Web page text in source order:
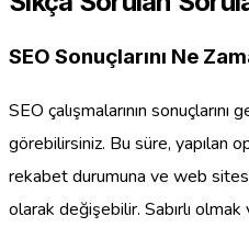
SEO Sonuçlarını Ne
SEO çalışmalarının
görebilirsiniz. Bu süre, yapılan
rekabet durumuna ve web
olarak değişebilir. Sabırlı